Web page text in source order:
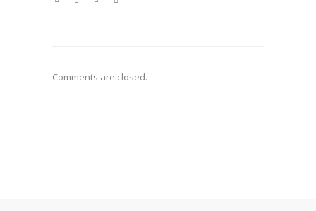
Comments are closed.